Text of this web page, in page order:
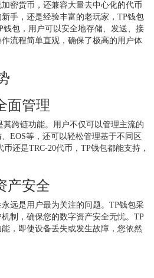
密货币，还兼容大量去中心化的代币
手，还是经验丰富的老玩家，TP钱包
包，用户可以安全地存储、发送、接
流程简单直观，确保了极高的用户体
面管理
跨链功能。用户不仅可以管理主流的
EOS等，还可以轻松管理基于不同区
还是TRC-20代币，TP钱包都能支持，
产安全
远是用户最为关注的问题。TP钱包采
制，确保您的数字资产安全无忧。TP
，即使设备丢失或发生故障，您依然